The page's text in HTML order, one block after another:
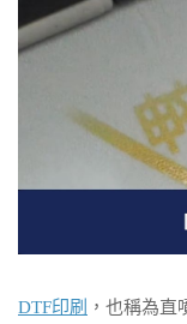
DTF印刷
，也稱為